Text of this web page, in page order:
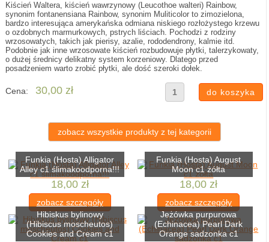
Kiścień Waltera, kiścień wawrzynowy (Leucothoe walteri) Rainbow,
synonim fontanensiana Rainbow, synonim Muliticolor to zimozielona,
bardzo interesująca amerykańska odmiana niskiego rozłożystego krzewu
o ozdobnych marmurkowych, pstrych liściach. Pochodzi z rodziny
wrzosowatych, takich jak pierisy, azalie, rododendrony, kalmie itd.
Podobnie jak inne wrzosowate kiścień rozbudowuje płytki, talerzykowaty,
o dużej średnicy delikatny system korzeniowy. Dlatego przed
posadzeniem warto zrobić płytki, ale dość szeroki dołek.
Cena: 30,00 zł
zobacz wszystkie produkty z tej kategorii
Funkia (Hosta) Alligator
Alley c1 ślimakoodporna!!!
18,00 zł
zobacz szczegóły
Funkia (Hosta) August
Moon c1 żółta
18,00 zł
zobacz szczegóły
Hibiskus bylinowy
(Hibiscus moscheutos)
Cookies and Cream c1
Jeżówka purpurowa
(Echinacea) Pearl Dark
Orange sadzonka c1